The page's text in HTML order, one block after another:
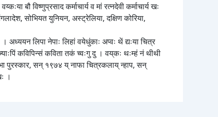
बौ विष्णुप्रसाद कर्माचार्य व मां रत्नदेवी कर्माचार्य खः
सोभियत युनियन, अस्ट्रेलिया, दक्षिण कोरिया,
लिपा नेपाः लिहां वयेधुंकाः अप्वः थें द्यःया चित्र
कविपिन्सं कविता तकं च्वःगु दु । वय्‌कः थःम्हं नं थीथी
पुरस्कार, सन् १९७४ य् नाफा चित्रकलाय् न्हाप, सन्
।